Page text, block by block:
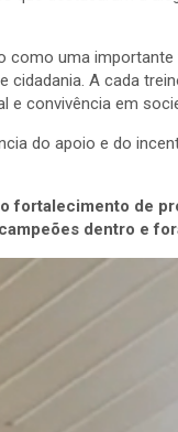
uma
A cada
e convivência em
do apoio e do
fortalecimento de
dentro e